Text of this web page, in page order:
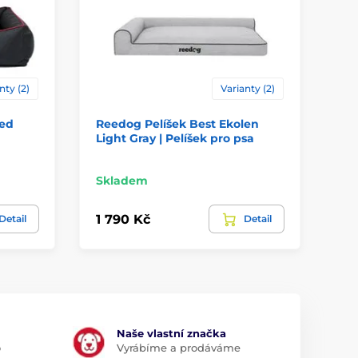
(2)
Detail
Varianty (2)
Reedog Pelíšek Best Ekolen
Light Gray | Pelíšek pro psa
Skladem
1 790 Kč Detail
Naše vlastní značka
Vyrábíme a prodáváme